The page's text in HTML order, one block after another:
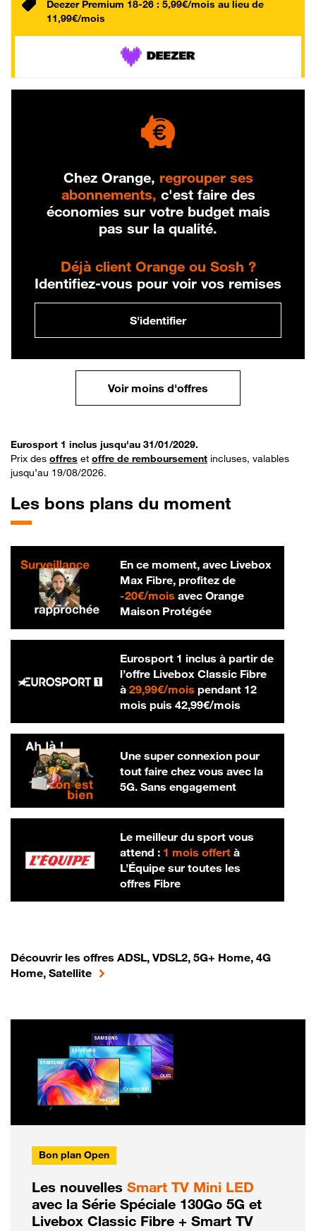
Deezer Premium 18-26 : 5,99€/mois au lieu de
11,99€/mois
Chez Orange, regrouper ses
abonnements, c'est faire des
économies sur votre budget mais
pas sur la qualité.
Déjà client Orange ou Sosh ?
Identifiez-vous pour voir vos remises
S'identifier
Voir moins d'offres
Eurosport 1 inclus jusqu'au 31/01/2029.
Prix des offres et offre de remboursement incluses, valables
jusqu’au 19/08/2026.
Les bons plans du moment
En ce moment, avec Livebox
Max Fibre, profitez de
-20€/mois20 € par mois
avec Orange
Maison Protégée
Eurosport 1 inclus à partir de
l’offre Livebox Classic Fibre
à 29,99€/mois29,99 € par mois
pendant 12
mois puis 42,99€/mois42,99 € par
Une super connexion pour
tout faire chez vous avec la
5G. Sans engagement
Le meilleur du sport vous
attend : 1 mois offertà
L’Équipe sur toutes les
offres Fibre
Découvrir les offres ADSL, VDSL2, 5G+ Home, 4G
Home, Satellite
Bon plan Open
Les nouvelles Smart TV Mini LED
avec la Série Spéciale 130Go 5G et
Livebox Classic Fibre + Smart TV